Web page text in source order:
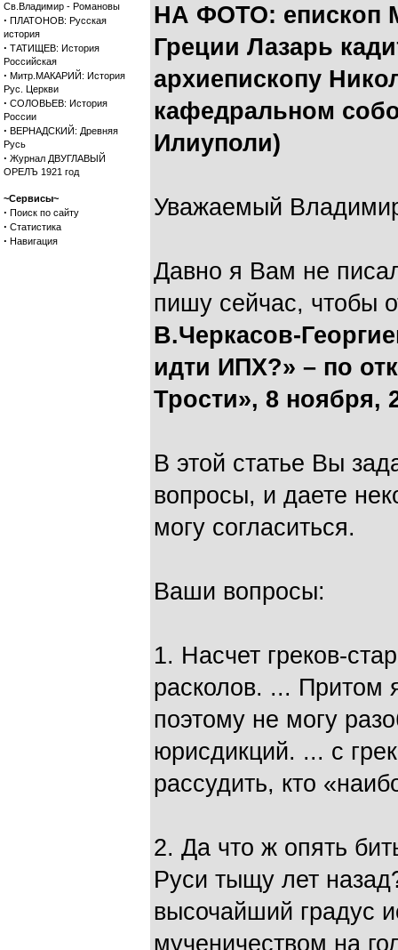
Св.Владимир - Романовы
· ПЛАТОНОВ: Русская
история
· ТАТИЩЕВ: История
Российская
· Митр.МАКАРИЙ: История
Рус. Церкви
· СОЛОВЬЕВ: История
России
· ВЕРНАДСКИЙ: Древняя
Русь
· Журнал ДВУГЛАВЫЙ
ОРЕЛЪ 1921 год
~Сервисы~
· Поиск по сайту
· Статистика
· Навигация
НА ФОТО: епископ
Греции Лазарь
архиепископу
кафедральном
Илиуполи)
Уважаемый
Давно я Вам не
пишу сейчас, чтобы
В.Черкасов-
идти ИПХ?» – по
Трости», 8 ноября,
В этой статье Вы
вопросы, и даете
могу согласиться.
Ваши вопросы:
1. Насчет греков-
расколов. ... Притом
поэтому не могу
юрисдикций. ... с
рассудить, кто
2. Да что ж опять
Руси тыщу лет
высочайший градус
мученичеством на